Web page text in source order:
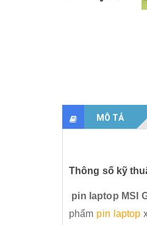
MÔ TẢ
Thông số kỹ
pin laptop MSI
phẩm pin laptop